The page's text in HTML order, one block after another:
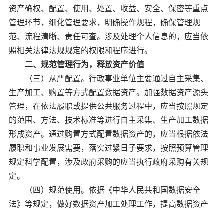
资产确权、配置、使用、处置、收益、安全、保密等重点
管理环节，细化管理要求，明确操作规程，确保管理规
范、流程清晰、责任可查。涉及处理个人信息的，应当依
照相关法律法规规定的权限和程序进行。
二、规范管理行为，释放资产价值
（三）从严配置。行政事业单位主要通过自主采集、
生产加工、购置等方式配置数据资产。加强数据资产源头
管理，在依法履职或提供公共服务过程中，应当按照规定
的范围、方法、技术标准等进行自主采集、生产加工数据
形成资产。通过购置方式配置数据资产的，应当根据依法
履职和事业发展需要，落实过紧日子要求，按照预算管理
规定科学配置，涉及政府采购的应当执行政府采购有关规
定。
（四）规范使用。依据《中华人民共和国数据安全
法》等规定，做好数据资产加工处理工作，提高数据资产